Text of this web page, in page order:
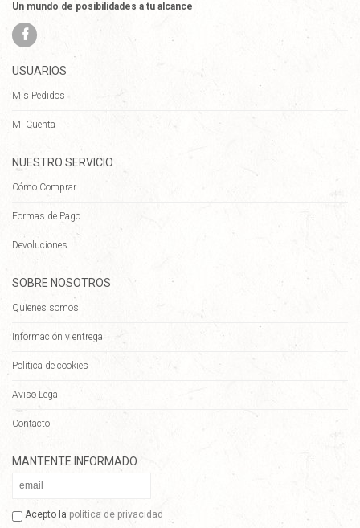
Un mundo de posibilidades a tu alcance
USUARIOS
Mis Pedidos
Mi Cuenta
NUESTRO SERVICIO
Cómo Comprar
Formas de Pago
Devoluciones
SOBRE NOSOTROS
Quienes somos
Información y entrega
Política de cookies
Aviso Legal
Contacto
MANTENTE INFORMADO
Acepto la política de privacidad